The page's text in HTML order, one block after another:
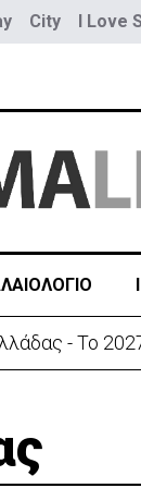
City I Love
- Το